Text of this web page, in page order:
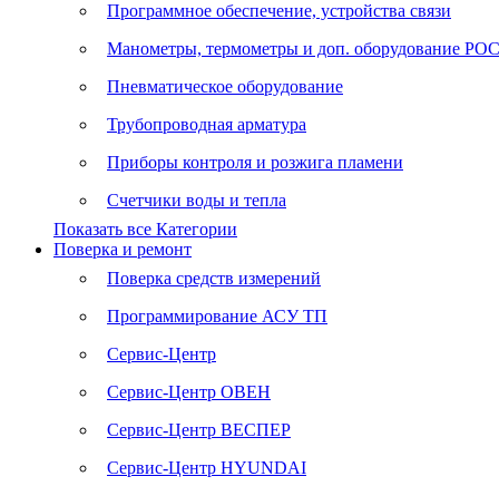
Программное обеспечение, устройства связи
Манометры, термометры и доп. оборудование
Пневматическое оборудование
Трубопроводная арматура
Приборы контроля и розжига пламени
Счетчики воды и тепла
Показать все Категории
Поверка и ремонт
Поверка средств измерений
Программирование АСУ ТП
Сервис-Центр
Сервис-Центр ОВЕН
Сервис-Центр ВЕСПЕР
Сервис-Центр HYUNDAI